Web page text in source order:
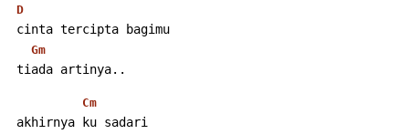
D
cinta tercipta bagimu
Gm
tiada artinya..
Cm
akhirnya ku sadari